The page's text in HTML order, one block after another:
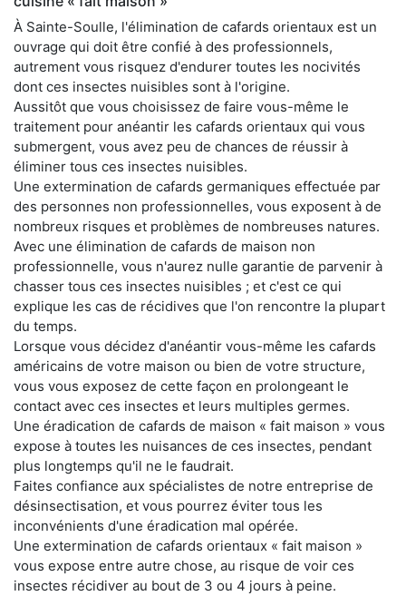
À Sainte-Soulle, l'élimination de cafards orientaux est un
ouvrage qui doit être confié à des professionnels,
autrement vous risquez d'endurer toutes les nocivités
dont ces insectes nuisibles sont à l'origine.
Aussitôt que vous choisissez de faire vous-même le
traitement pour anéantir les cafards orientaux qui vous
submergent, vous avez peu de chances de réussir à
éliminer tous ces insectes nuisibles.
Une extermination de cafards germaniques effectuée par
des personnes non professionnelles, vous exposent à de
nombreux risques et problèmes de nombreuses natures.
Avec une élimination de cafards de maison non
professionnelle, vous n'aurez nulle garantie de parvenir à
chasser tous ces insectes nuisibles ; et c'est ce qui
explique les cas de récidives que l'on rencontre la plupart
du temps.
Lorsque vous décidez d'anéantir vous-même les cafards
américains de votre maison ou bien de votre structure,
vous vous exposez de cette façon en prolongeant le
contact avec ces insectes et leurs multiples germes.
Une éradication de cafards de maison « fait maison » vous
expose à toutes les nuisances de ces insectes, pendant
plus longtemps qu'il ne le faudrait.
Faites confiance aux spécialistes de notre entreprise de
désinsectisation, et vous pourrez éviter tous les
inconvénients d'une éradication mal opérée.
Une extermination de cafards orientaux « fait maison »
vous expose entre autre chose, au risque de voir ces
insectes récidiver au bout de 3 ou 4 jours à peine.